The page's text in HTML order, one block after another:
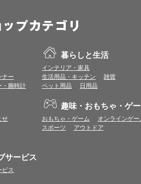
定時期は、カードご利用代金のご請求月と異なる
トとして計算されるため、一部の法人カード等に
更があった場合は、プレミアムポイント付与の対
場合は、プレミアムポイント付与の対象となりませ
される場合は、1回のご利用ごとにポイントUPモ
ドプレゼントのポイントとして景品等に交換できま
あります。
せの際は各ショップが発行する注文番号等が必要
るメールを必ず保管してください。
した場合はポイントUPの対象外となります。
すが、その場合も対象外となる可能性があります。
ナー
・腕時計
暮らしと生活
インテリア・家具
生活用品・キッチン
雑貨
ペット用品
日用品
せ
趣味・おもちゃ・ゲ
おもちゃ・ゲーム
オンラインゲー
スポーツ
アウトドア
サービス
ビス